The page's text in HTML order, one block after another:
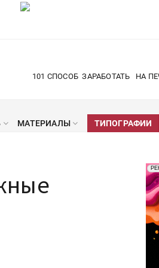
101 СПОСОБ ЗАРАБОТАТЬ НА
МАТЕРИАЛЫ ТИПОГРАФИИ